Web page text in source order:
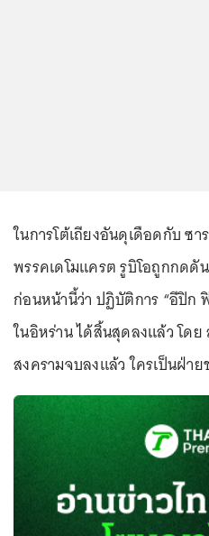
ในการโต้เถียงอันดุเดือดกับ ซ
พรรคเดโมแครต รูบิโอถูกกดดั
ก่อนหน้านี้ว่า ปฏิบัติการ “อีปิก
ในอิหร่าน ได้สิ้นสุดลงแล้ว โด
สงครามจบลงแล้ว ใครเป็นฝ่าย